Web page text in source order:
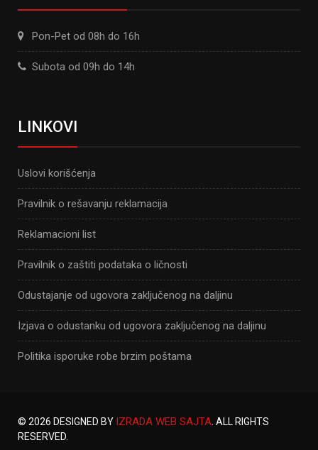
Pon-Pet od 08h do 16h
Subota od 09h do 14h
LINKOVI
Uslovi korišćenja
Pravilnik o rešavanju reklamacija
Reklamacioni list
Pravilnik o zaštiti podataka o ličnosti
Odustajanje od ugovora zaključenog na daljinu
Izjava o odustanku od ugovora zaključenog na daljinu
Politika isporuke robe brzim poštama
© 2026 DESIGNED BY IZRADA WEB SAJTA. ALL RIGHTS
RESERVED.